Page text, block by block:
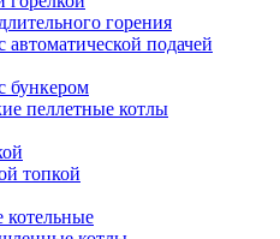
горения
подачей
бункером
пеллетные котлы
топкой
котельные